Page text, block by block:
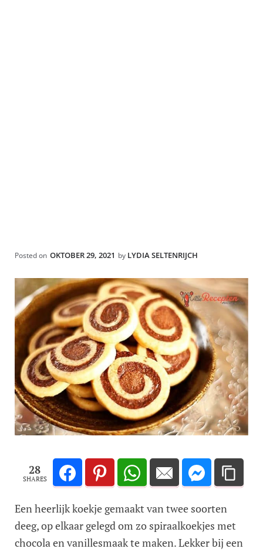
Posted on OKTOBER 29, 2021 by LYDIA SELTENRIJCH
28
SHARES
Een heerlijk koekje gemaakt van twee soorten
deeg, op elkaar gelegd om zo spiraalkoekjes met
chocola en vanillesmaak te maken. Lekker bij een